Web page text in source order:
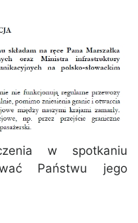
w spotkaniu
Państwu jego